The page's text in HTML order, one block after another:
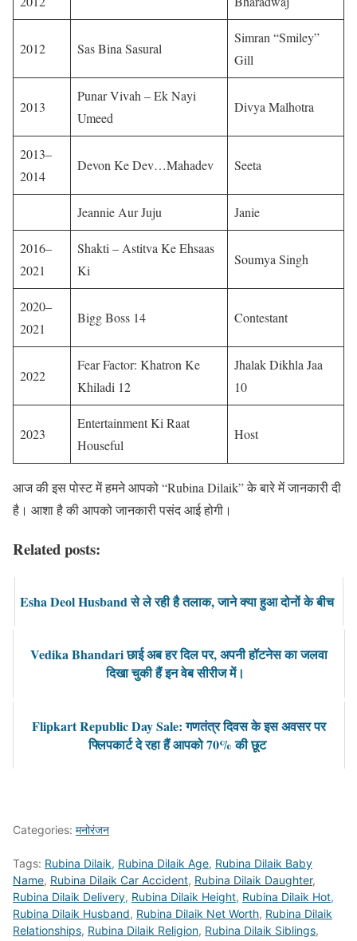
2012 Sas Bina Sasural
Simran “Smiley”
Gill
2013
Punar Vivah – Ek Nayi
Umeed
Divya Malhotra
2013–
2014
Devon Ke Dev…Mahadev Seeta
Jeannie Aur Juju Janie
2016–
2021
Shakti – Astitva Ke Ehsaas
Ki
Soumya Singh
2020–
2021
Bigg Boss 14 Contestant
2022
Fear Factor: Khatron Ke
Khiladi 12
Jhalak Dikhla Jaa
10
2023
Entertainment Ki Raat
Houseful
Host
आज की इस पोस्ट में हमने आपको “Rubina Dilaik” के बारे में जानकारी दी
है। आशा है की आपको जानकारी पसंद आई होगी।
Related posts:
Esha Deol Husband से ले रही है तलाक, जाने क्या हुआ दोनों के बीच
Vedika Bhandari छाई अब हर दिल पर, अपनी हॉटनेस का जलवा
दिखा चुकी हैं इन वेब सीरीज में।
Flipkart Republic Day Sale: गणतंत्र दिवस के इस अवसर पर
फ्लिपकार्ट दे रहा हैं आपको 70% की छूट
Categories: मनोरंजन
Tags: Rubina Dilaik, Rubina Dilaik Age, Rubina Dilaik Baby
Name, Rubina Dilaik Car Accident, Rubina Dilaik Daughter,
Rubina Dilaik Delivery, Rubina Dilaik Height, Rubina Dilaik Hot,
Rubina Dilaik Husband, Rubina Dilaik Net Worth, Rubina Dilaik
Relationships, Rubina Dilaik Religion, Rubina Dilaik Siblings,